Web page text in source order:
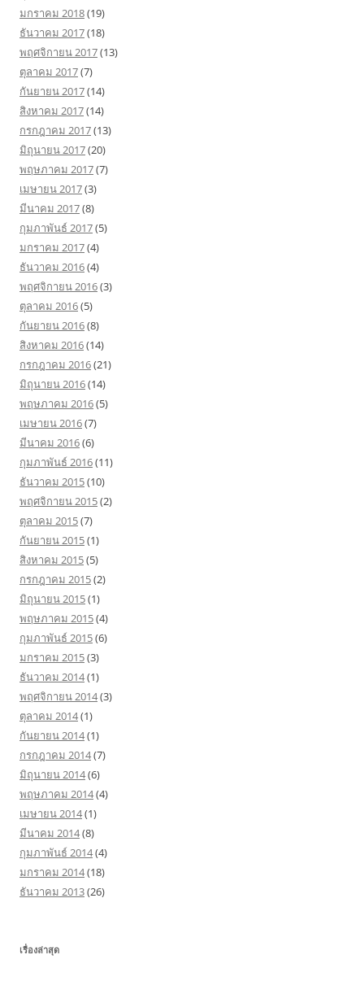
มกราคม 2018(19)
ธันวาคม 2017(18)
พฤศจิกายน 2017(13)
ตุลาคม 2017(7)
กันยายน 2017(14)
สิงหาคม 2017(14)
กรกฎาคม 2017(13)
มิถุนายน 2017(20)
พฤษภาคม 2017(7)
เมษายน 2017(3)
มีนาคม 2017(8)
กุมภาพันธ์ 2017(5)
มกราคม 2017(4)
ธันวาคม 2016(4)
พฤศจิกายน 2016(3)
ตุลาคม 2016(5)
กันยายน 2016(8)
สิงหาคม 2016(14)
กรกฎาคม 2016(21)
มิถุนายน 2016(14)
พฤษภาคม 2016(5)
เมษายน 2016(7)
มีนาคม 2016(6)
กุมภาพันธ์ 2016(11)
ธันวาคม 2015(10)
พฤศจิกายน 2015(2)
ตุลาคม 2015(7)
กันยายน 2015(1)
สิงหาคม 2015(5)
กรกฎาคม 2015(2)
มิถุนายน 2015(1)
พฤษภาคม 2015(4)
กุมภาพันธ์ 2015(6)
มกราคม 2015(3)
ธันวาคม 2014(1)
พฤศจิกายน 2014(3)
ตุลาคม 2014(1)
กันยายน 2014(1)
กรกฎาคม 2014(7)
มิถุนายน 2014(6)
พฤษภาคม 2014(4)
เมษายน 2014(1)
มีนาคม 2014(8)
กุมภาพันธ์ 2014(4)
มกราคม 2014(18)
ธันวาคม 2013(26)
เรื่องล่าสุด